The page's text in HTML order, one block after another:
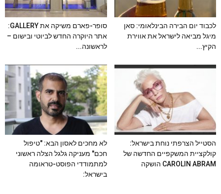
לכבוד יום הבירה הבינלאומי: סאן
מיגל מביאה לישראל את אווירת
הקיץ...
סופר-פארם משיקה את GALLERY:
אתר היוקרה החדש לביוטי ובישום –
לראשונה...
הסטייל הצרפתי נוחת בישראל:
קולקציית המשקפיים החדשה של
CAROLIN ABRAM הושקה
לא מחכים לאסון הבא: "טיפול
חכם" מעניקה גלגל הצלה ראשוני
למתמודדי הפוסט-טראומה
בישראל: